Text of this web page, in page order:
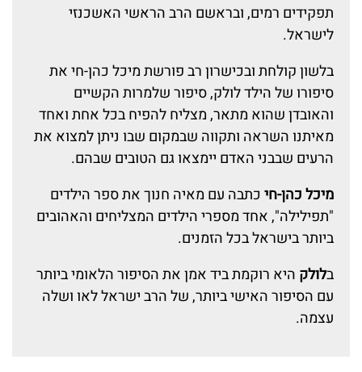
תפקידים רמים, ובראשם הרב הראשי האשכנזי
לישראל.
בלשון קולחת ובכישרון רב פורשת מיכל כהן-חי את
סיפורו של הילד לולק, סיפור שלמרות הקשיים
והאובדן שהוא מתאר, מצליח להפיח בכל אחת ואחד
מאיתנו השראה ותקווה שבמקום שבו ניתן למצוא את
הרעים שבבני האדם יימצאו גם הטובים שבהם.
מיכל כהן-חי כתבה עם מאיה חנוך את ספר הילדים
"תפילילה", אחד מספרי הילדים המצליחים והאהובים
ביותר בישראל בכל הזמנים.
בלולק היא רוקמת ביד אמן את הסיפור הלאומי ביותר
עם הסיפור האישי ביותר, של הרב ישראל לאו ושלה
עצמה.